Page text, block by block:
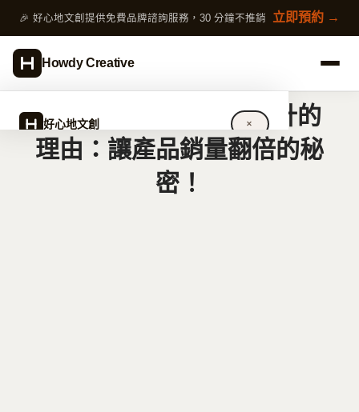
🎉 好心地文創提供免費品牌諮詢服務，30 分鐘不推銷 立即預約 →
Howdy Creative
好心地文創 ✕
5 個你不能輕忽包裝設計的
理由：讓產品銷量翻倍的秘
密！